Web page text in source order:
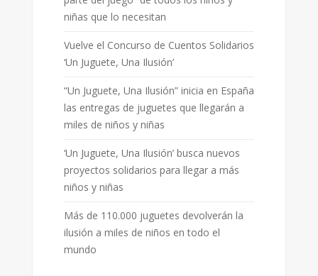
niñas que lo necesitan
Vuelve el Concurso de Cuentos Solidarios
‘Un Juguete, Una Ilusión’
“Un Juguete, Una Ilusión” inicia en España
las entregas de juguetes que llegarán a
miles de niños y niñas
‘Un Juguete, Una Ilusión’ busca nuevos
proyectos solidarios para llegar a más
niños y niñas
Más de 110.000 juguetes devolverán la
ilusión a miles de niños en todo el
mundo